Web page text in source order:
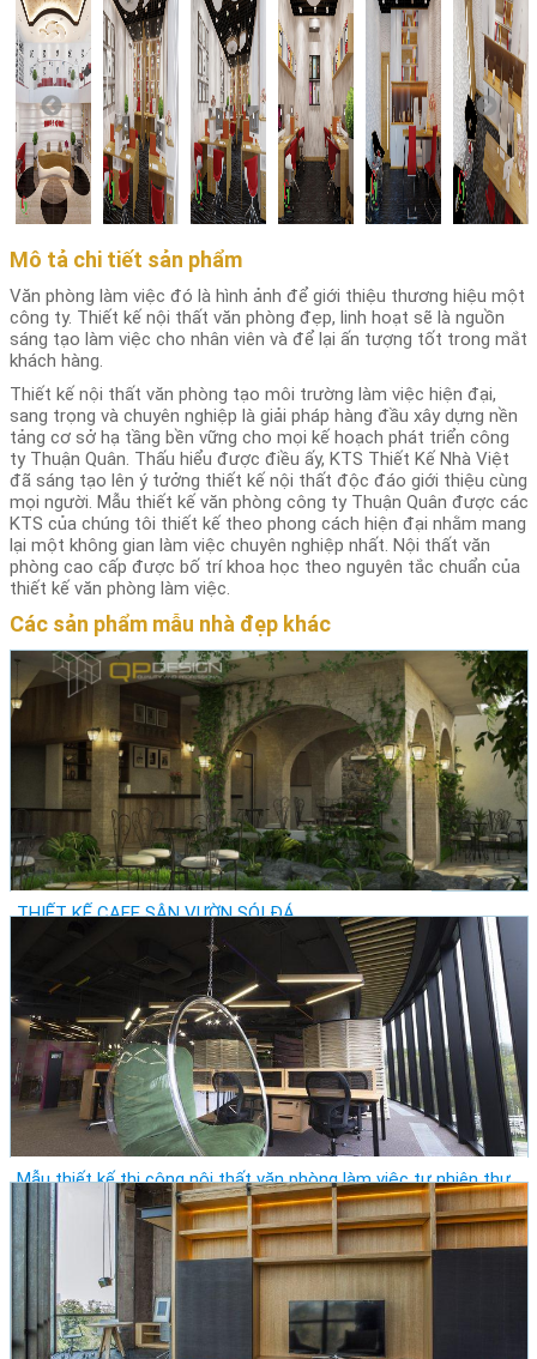
Mô tả chi tiết sản phẩm
Văn phòng làm việc đó là hình ảnh để giới thiệu thương hiệu một
công ty. Thiết kế nội thất văn phòng đẹp, linh hoạt sẽ là nguồn
sáng tạo làm việc cho nhân viên và để lại ấn tượng tốt trong mắt
khách hàng.
Thiết kế nội thất văn phòng tạo môi trường làm việc hiện đại,
sang trọng và chuyên nghiệp là giải pháp hàng đầu xây dựng nền
tảng cơ sở hạ tầng bền vững cho mọi kế hoạch phát triển công
ty Thuận Quân. Thấu hiểu được điều ấy, KTS Thiết Kế Nhà Việt
đã sáng tạo lên ý tưởng thiết kế nội thất độc đáo giới thiệu cùng
mọi người. Mẫu thiết kế văn phòng công ty Thuận Quân được các
KTS của chúng tôi thiết kế theo phong cách hiện đại nhằm mang
lại một không gian làm việc chuyên nghiệp nhất. Nội thất văn
phòng cao cấp được bố trí khoa học theo nguyên tắc chuẩn của
thiết kế văn phòng làm việc.
Các sản phẩm mẫu nhà đẹp khác
THIẾT KẾ CAFE SÂN VƯỜN SỎI ĐÁ
Giá: Vui Lòng Liên Hệ
Vị trí: Thành Phố Hồ Chí Minh - Thành Phố Thủ Đức
Lượt xem: 11457
Mẫu thiết kế thi công nội thất văn phòng làm việc tự nhiên thư
giản
Giá: Vui Lòng Liên Hệ
Vị trí: Thành Phố Hồ Chí Minh - Quận 1
Lượt xem: 11330